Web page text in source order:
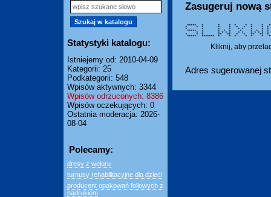
Statystyki katalogu:
Istniejemy od: 2010-04-09
Kategorii: 25
Podkategorii: 548
Wpisów aktywnych: 3344
Wpisów odrzuconych: 8386
Wpisów oczekujących: 0
Ostatnia moderacja: 2026-
08-04
Polecamy:
dresy z weluru
turnusy rehabilitacyjne dla dzieci
producent opakowań foliowych z
nadrukiem
Zasugeruj nową
***** * * * * * * *
* * * * * * * * * *
* * * * * * * * *
***** * * * * * * * * *
* * * * * * * * * * *
* * * ** ** * * **
***** ******* * * * * *
Kliknij, aby
Adres sugerowanej